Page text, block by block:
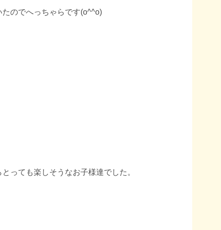
のでへっちゃらです(o^^o)
っても楽しそうなお子様達でした。